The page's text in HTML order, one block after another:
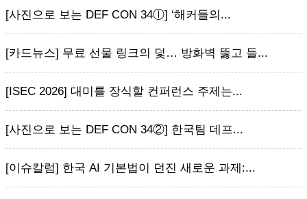
[사진으로 보는 DEF CON 34ⓛ] ‘해커들의...
[카드뉴스] 무료 선물 링크의 덫… 방화벽 뚫고 들...
[ISEC 2026] 대미를 장식할 컨퍼런스 주제는...
[사진으로 보는 DEF CON 34②] 한국팀 데프...
[이슈칼럼] 한국 AI 기본법이 던진 새로운 과제:...